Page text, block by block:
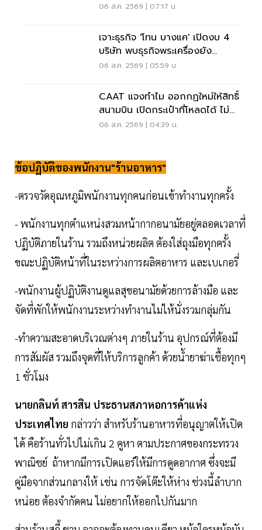
เวียดนามแซงไทยแล้ว
06 ส.ค. 2569 | 07:17 น.
เจาะธุรกิจ 'โทน บางแค' เปิดงบ 4
บริษัท พบธุรกิจพระเครื่องยัง
ขาดทุน
06 ส.ค. 2569 | 05:59 น.
CAAT แจงทำไม ออกกฏใหม่ให้สิทธิ์
สนามบิน เปิดกระเป๋าที่โหลดได้ ไม่
ต้องเรียกเจ้าของ
06 ส.ค. 2569 | 04:39 น.
ข้อปฏิบัติของพนักงาน"ร้านอาหาร"
-ตรวจวัดอุณหภูมิพนักงานทุกคนก่อนเข้าทำงานทุกครั้ง
- พนักงานทุกตำแหน่งสวมหน้ากากอนามัยอยู่ตลอดเวลาที่
ปฏิบัติภายในร้าน รวมถึงหน่วยผลิต ต้องใส่ถุงมือทุกครั้ง
ขณะปฏิบัติหน้าที่ในระหว่างการผลิตอาหาร และเบเกอรี่
-พนักงานผู้ปฏิบัติงานดูแลสุขอนามัยด้วยการล้างมือ และ
จัดที่พักให้พนักงานระหว่างทำงานไม่ไห้นั่งรวมกลุ่มกัน
-ทำความสะอาดบริเวณต่างๆ ภายในร้าน อุปกรณ์ที่ต้องมี
การสัมผัส รวมถึงจุดที่ให้บริการลูกค้า ด้วยน้ำยาฆ่าเชื้อทุกๆ
1 ชั่วโมง
นายกลินท์ สารสิน ประธานสภาหอการค้าแห่ง
ประเทศไทย กล่าวว่า สำหรับร้านอาหารที่อนุญาตให้เปิด
ได้ คือร้านทั่วไปไม่เกิน 2 คูหา ตามประกาศของกระทรวง
พาณิชย์ ถ้าหากมีการเปิดแอร์ให้มีการดูดอากาศ ซึ่งจะมี
คู่มือจากส่วนกลางให้ เช่น การจัดโต๊ะให้ห่าง ช่วงนี้ลำบาก
หน่อย ต้องจำกัดคน ไม่อยากให้ออกไปกันมาก